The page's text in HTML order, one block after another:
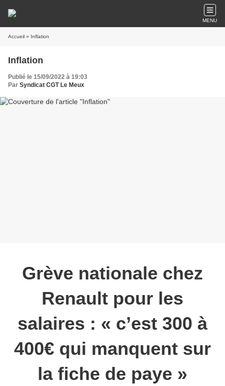
MENU
Accueil » Inflation
Inflation
Publié le 15/09/2022 à 19:03
Par Syndicat CGT Le Meux
Grève nationale chez
Renault pour les
salaires : « c’est 300 à
400€ qui manquent sur
la fiche de paye »